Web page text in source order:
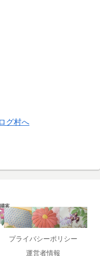
プライバシーポリシー
運営者情報